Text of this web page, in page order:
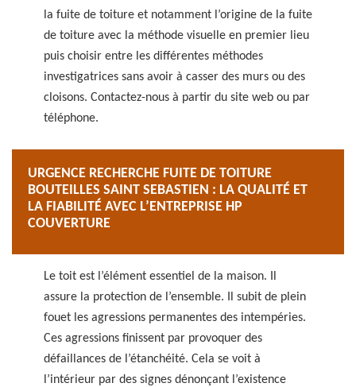
la fuite de toiture et notamment l’origine de la fuite
de toiture avec la méthode visuelle en premier lieu
puis choisir entre les différentes méthodes
investigatrices sans avoir à casser des murs ou des
cloisons. Contactez-nous à partir du site web ou par
téléphone.
URGENCE RECHERCHE FUITE DE TOITURE
BOUTEILLES SAINT SEBASTIEN : LA QUALITÉ ET
LA FIABILITÉ AVEC L’ENTREPRISE HP
COUVERTURE
Le toit est l’élément essentiel de la maison. Il
assure la protection de l’ensemble. Il subit de plein
fouet les agressions permanentes des intempéries.
Ces agressions finissent par provoquer des
défaillances de l’étanchéité. Cela se voit à
l’intérieur par des signes dénonçant l’existence